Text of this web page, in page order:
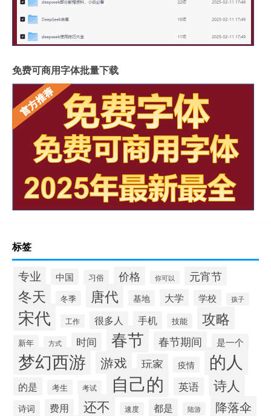
免费可商用字体批量下载
标签
专业 中国 习俗 价格 你可以 元宵节
冬天 冬季 唐代 基地 大学 学校 孩子
宋代 工作 很多人 手机 技能 攻略
新年 方式 时间 春节 春节期间 是一个
梦幻西游 游戏 玩家 疫情 的人
的是 考生 考试 自己的 英语 诗人
诗词 费用 还不 速度 都是 陆游 降落伞